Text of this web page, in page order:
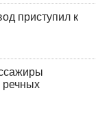
приступил к
речных